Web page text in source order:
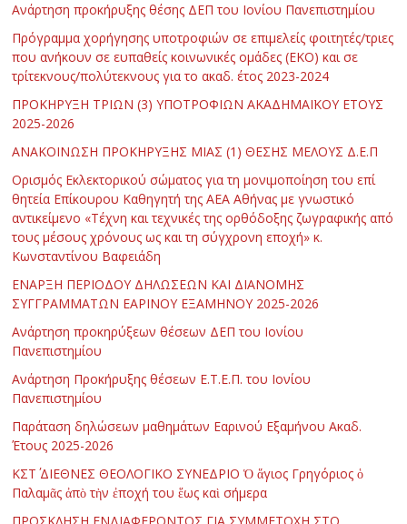
Ανάρτηση προκήρυξης θέσης ΔΕΠ του Ιονίου Πανεπιστημίου
Πρόγραμμα χορήγησης υποτροφιών σε επιμελείς φοιτητές/τριες
που ανήκουν σε ευπαθείς κοινωνικές ομάδες (ΕΚΟ) και σε
τρίτεκνους/πολύτεκνους για το ακαδ. έτος 2023-2024
ΠΡΟΚΗΡΥΞΗ ΤΡΙΩΝ (3) ΥΠΟΤΡΟΦΙΩΝ ΑΚΑΔΗΜΑΪΚΟΥ ΕΤΟΥΣ
2025-2026
ΑΝΑΚΟΙΝΩΣΗ ΠΡΟΚΗΡΥΞΗΣ ΜΙΑΣ (1) ΘΕΣΗΣ ΜΕΛΟΥΣ Δ.Ε.Π
Ορισμός Εκλεκτορικού σώματος για τη μονιμοποίηση του επί
θητεία Επίκουρου Καθηγητή της ΑΕΑ Αθήνας με γνωστικό
αντικείμενο «Τέχνη και τεχνικές της ορθόδοξης ζωγραφικής από
τους μέσους χρόνους ως και τη σύγχρονη εποχή» κ.
Κωνσταντίνου Βαφειάδη
ΕΝΑΡΞΗ ΠΕΡΙΟΔΟΥ ΔΗΛΩΣΕΩΝ ΚΑΙ ΔΙΑΝΟΜΗΣ
ΣΥΓΓΡΑΜΜΑΤΩΝ ΕΑΡΙΝΟΥ ΕΞΑΜΗΝΟΥ 2025-2026
Ανάρτηση προκηρύξεων θέσεων ΔΕΠ του Ιονίου
Πανεπιστημίου
Ανάρτηση Προκήρυξης θέσεων Ε.Τ.Ε.Π. του Ιονίου
Πανεπιστημίου
Παράταση δηλώσεων μαθημάτων Εαρινού Εξαμήνου Ακαδ.
Έτους 2025-2026
ΚΣΤ΄ ΔΙΕΘΝΕΣ ΘΕΟΛΟΓΙΚΟ ΣΥΝΕΔΡΙΟ Ὁ ἅγιος Γρηγόριος ὁ
Παλαμᾶς ἀπὸ τὴν ἐποχή του ἕως καὶ σήμερα